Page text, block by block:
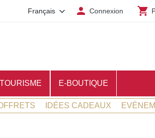
 Connexion shopping_cart
E-BOUTIQUE
IDÉES CADEAUX